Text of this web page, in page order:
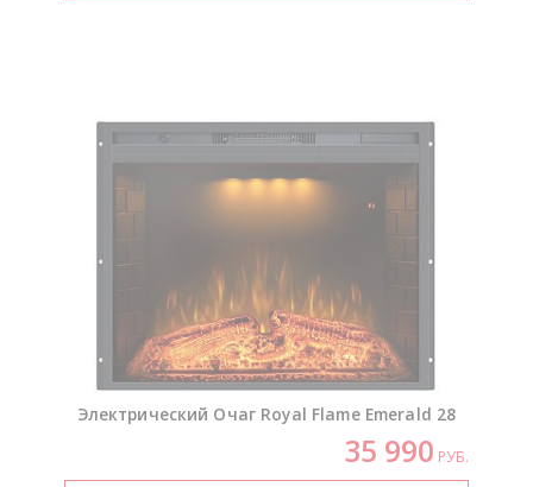
Электрический Очаг Royal Flame Emerald 28
35 990 РУБ.